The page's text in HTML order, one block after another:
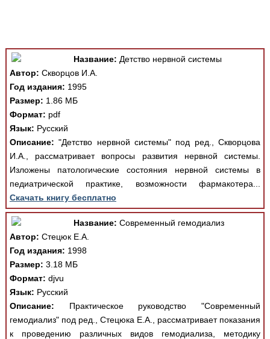
Нормы лабораторных и инструментальных
исследований
Обратная связь
Добавить материал
FAQ
Название: Детство нервной системы
Автор: Скворцов И.А.
Год издания: 1995
Размер: 1.86 МБ
Формат: pdf
Язык: Русский
Описание: "Детство нервной системы" под ред., Скворцова
И.А., рассматривает вопросы развития нервной системы.
Изложены патологические состояния нервной системы в
педиатрической практике, возможности фармакотера...
Скачать книгу бесплатно
Название: Современный гемодиализ
Автор: Стецюк Е.А.
Год издания: 1998
Размер: 3.18 МБ
Формат: djvu
Язык: Русский
Описание: Практическое руководство "Современный
гемодиализ" под ред., Стецюка Е.А., рассматривает показания
к проведению различных видов гемодиализа, методику